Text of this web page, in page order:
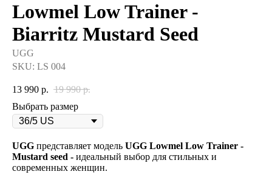
Lowmel Low Trainer -
Biarritz Mustard Seed
UGG
SKU: LS 004
13 990 р. 19 990 р.
Выбрать размер
UGG представляет модель UGG Lowmel Low Trainer -
Mustard seed - идеальный выбор для стильных и
современных женщин.